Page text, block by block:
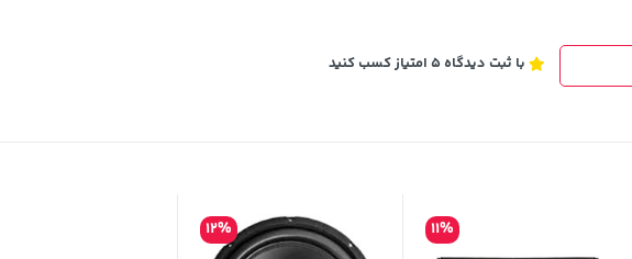
با ثبت دیدگاه 5 امتیاز کسب کنید
11%
12%